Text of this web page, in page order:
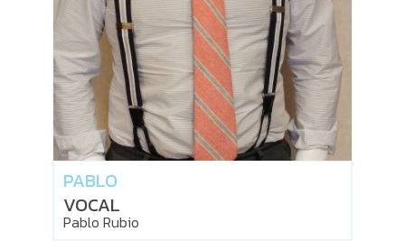
PABLO
VOCAL
Pablo Rubio